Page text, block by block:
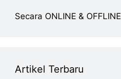
Secara ONLINE & OFFLINE
Artikel Terbaru